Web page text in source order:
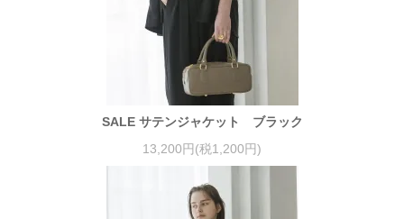
SALE サテンジャケット ブラック
13,200円(税1,200円)